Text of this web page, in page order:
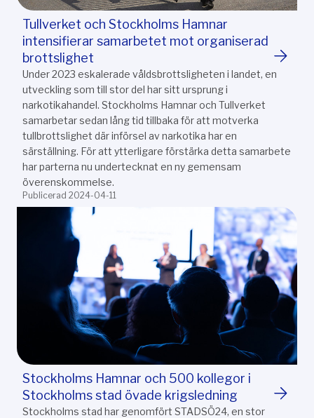
Tullverket och Stockholms Hamnar
intensifierar samarbetet mot organiserad
brottslighet
Under 2023 eskalerade våldsbrottsligheten i landet, en
utveckling som till stor del har sitt ursprung i
narkotikahandel. Stockholms Hamnar och Tullverket
samarbetar sedan lång tid tillbaka för att motverka
tullbrottslighet där införsel av narkotika har en
särställning. För att ytterligare förstärka detta samarbete
har parterna nu undertecknat en ny gemensam
överenskommelse.
Publicerad 2024-04-11
Stockholms Hamnar och 500 kollegor i
Stockholms stad övade krigsledning
Stockholms stad har genomfört STADSÖ24, en stor